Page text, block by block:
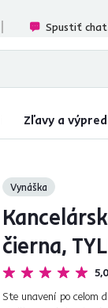
Spustiť chat
Zľavy a
Vynáška
čierna,
5,0
Ste unavení po celom